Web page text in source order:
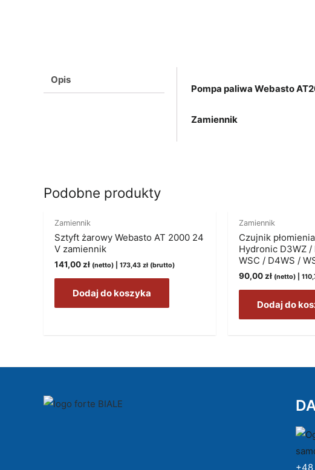
Opis
Pompa paliwa Webasto
Zamiennik
Podobne produkty
Zamiennik
Sztyft żarowy Webasto AT 2000 24
V zamiennik
141,00zł (netto) | 173,43 zł (brutto)
Dodaj do koszyka
Zamiennik
Czujnik
Hydronic D3WZ /
WSC / D4WS /
90,00zł (netto) |
Dodaj do
+48